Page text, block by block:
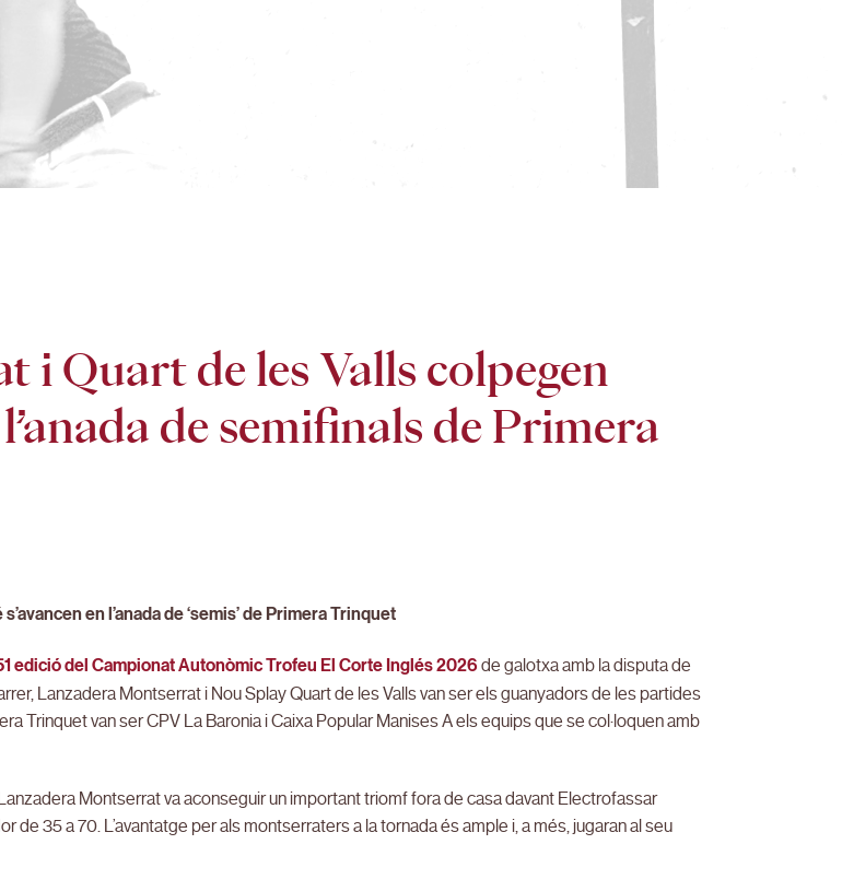
i Quart de les Valls colpegen
de semifinals de Primera
en l’anada de ‘semis’ de Primera Trinquet
edició del Campionat Autonòmic Trofeu El Corte Inglés 2026 de galotxa amb la disputa de
Lanzadera Montserrat i Nou Splay Quart de les Valls van ser els guanyadors de les partides
Trinquet van ser CPV La Baronia i Caixa Popular Manises A els equips que se col·loquen amb
Montserrat va aconseguir un important triomf fora de casa davant Electrofassar
de 35 a 70. L’avantatge per als montserraters a la tornada és ample i, a més, jugaran al seu